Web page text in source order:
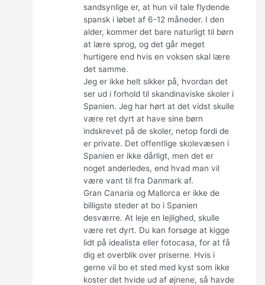
sandsynlige er, at hun vil tale flydende
spansk i løbet af 6-12 måneder. I den
alder, kommer det bare naturligt til børn
at lære sprog, og det går meget
hurtigere end hvis en voksen skal lære
det samme.
Jeg er ikke helt sikker på, hvordan det
ser ud i forhold til skandinaviske skoler i
Spanien. Jeg har hørt at det vidst skulle
være ret dyrt at have sine børn
indskrevet på de skoler, netop fordi de
er private. Det offentlige skolevæsen i
Spanien er ikke dårligt, men det er
noget anderledes, end hvad man vil
være vant til fra Danmark af.
Gran Canaria og Mallorca er ikke de
billigste steder at bo i Spanien
desværre. At leje en lejlighed, skulle
være ret dyrt. Du kan forsøge at kigge
lidt på idealista eller fotocasa, for at få
dig et overblik over priserne. Hvis i
gerne vil bo et sted med kyst som ikke
koster det hvide ud af øjnene, så havde